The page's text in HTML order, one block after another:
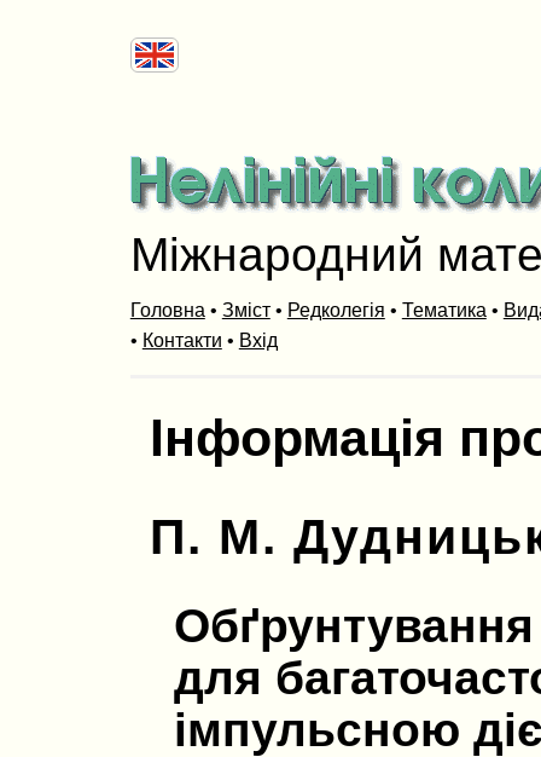
Міжнародний
Головна • Зміст• Редколегія • Тематика •
• Контакти • Вхід
Інформація
П. М.
для
імпульсною